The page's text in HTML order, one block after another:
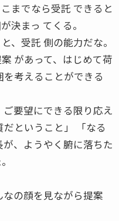
までなら受託 できると
決まっ てくる。
、受託 側の能力だな。
があって、はじめて荷
考えることができる
要望にできる限り応え
ということ」 「なる
、ようやく腑に落ちた
の顔を見ながら提案